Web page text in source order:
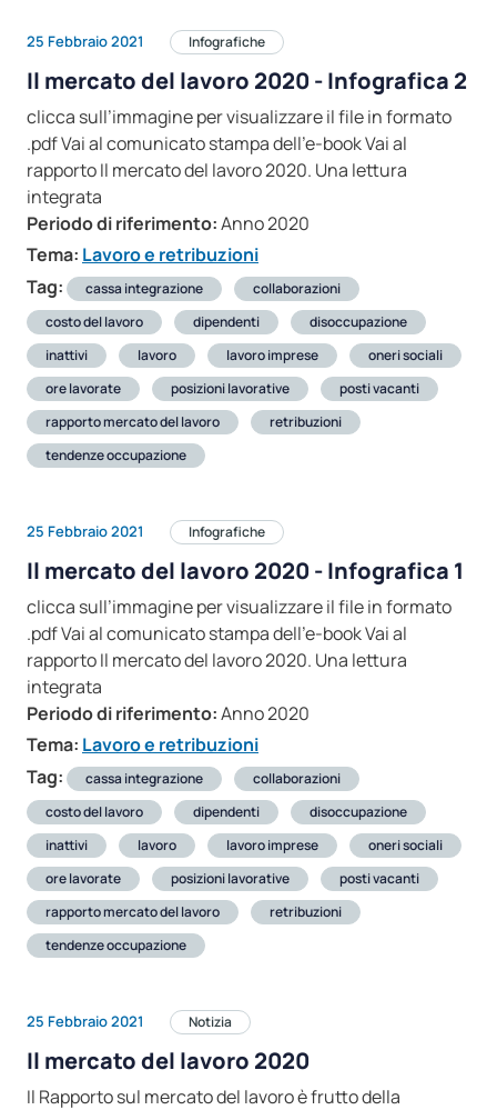
25 Febbraio 2021 Infografiche
Il mercato del lavoro 2020 - Infografica 2
clicca sull’immagine per visualizzare il file in formato
.pdf Vai al comunicato stampa dell’e-book Vai al
rapporto Il mercato del lavoro 2020. Una lettura
integrata
Periodo di riferimento:Anno 2020
Tema: Lavoro e retribuzioni
Tag:
cassa integrazione
collaborazioni
costo del lavoro
dipendenti
disoccupazione
inattivi
lavoro lavoro imprese
oneri sociali
ore lavorate
posizioni lavorative
posti vacanti
rapporto mercato del lavoro
retribuzioni
tendenze occupazione
25 Febbraio 2021 Infografiche
Il mercato del lavoro 2020 - Infografica 1
clicca sull’immagine per visualizzare il file in formato
.pdf Vai al comunicato stampa dell’e-book Vai al
rapporto Il mercato del lavoro 2020. Una lettura
integrata
Periodo di riferimento:Anno 2020
Tema: Lavoro e retribuzioni
Tag:
cassa integrazione
collaborazioni
costo del lavoro
dipendenti
disoccupazione
inattivi
lavoro lavoro imprese
oneri sociali
ore lavorate
posizioni lavorative
posti vacanti
rapporto mercato del lavoro
retribuzioni
tendenze occupazione
25 Febbraio 2021 Notizia
Il mercato del lavoro 2020
Il Rapporto sul mercato del lavoro è frutto della